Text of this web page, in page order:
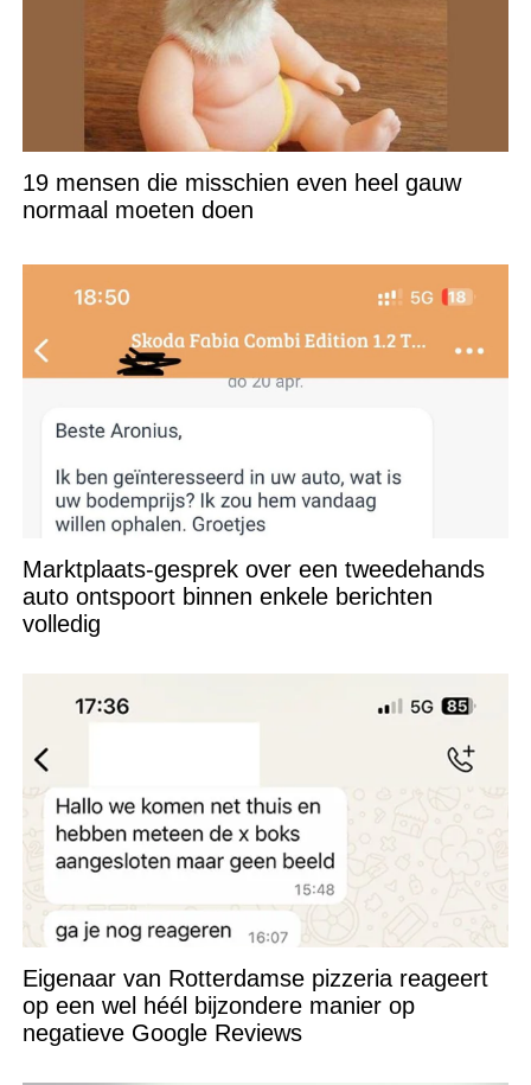
19 mensen die misschien even heel gauw
normaal moeten doen
Marktplaats-gesprek over een tweedehands
auto ontspoort binnen enkele berichten
volledig
Eigenaar van Rotterdamse pizzeria reageert
op een wel héél bijzondere manier op
negatieve Google Reviews